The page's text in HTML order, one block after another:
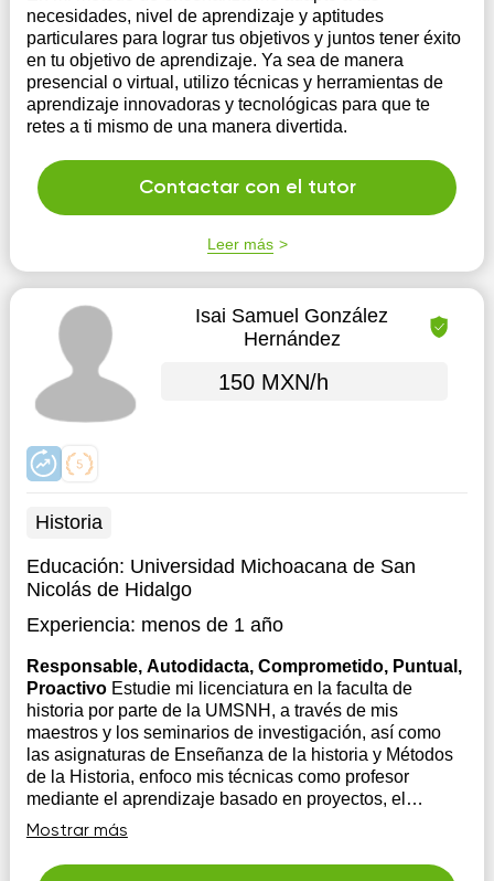
necesidades, nivel de aprendizaje y aptitudes
particulares para lograr tus objetivos y juntos tener éxito
en tu objetivo de aprendizaje. Ya sea de manera
presencial o virtual, utilizo técnicas y herramientas de
aprendizaje innovadoras y tecnológicas para que te
retes a ti mismo de una manera divertida.
Contactar con el tutor
Leer más
Isai Samuel González
Hernández
150 MXN/h
Historia
Educación: Universidad Michoacana de San
Nicolás de Hidalgo
Experiencia: menos de 1 año
Responsable, Autodidacta, Comprometido, Puntual,
Proactivo Estudie mi licenciatura en la faculta de
historia por parte de la UMSNH, a través de mis
maestros y los seminarios de investigación, así como
las asignaturas de Enseñanza de la historia y Métodos
de la Historia, enfoco mis técnicas como profesor
mediante el aprendizaje basado en proyectos, el
pensam...
Mostrar más